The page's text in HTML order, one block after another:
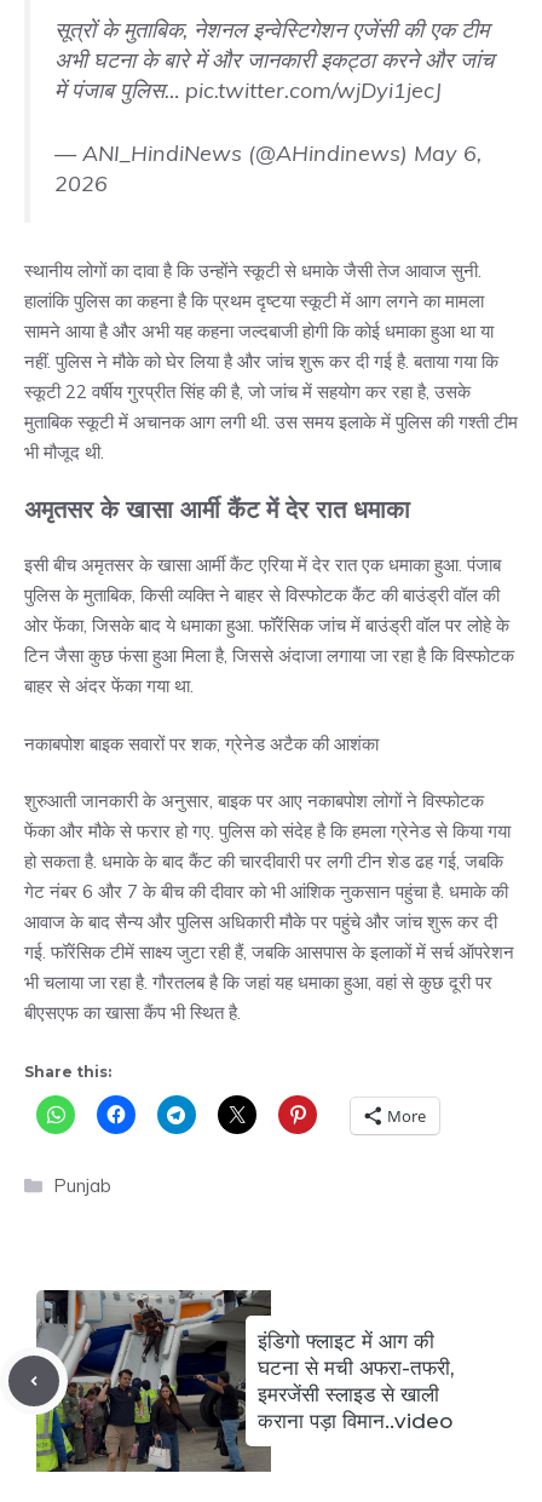
सूत्रों के मुताबिक, नेशनल इन्वेस्टिगेशन एजेंसी की एक टीम
अभी घटना के बारे में और जानकारी इकट्ठा करने और जांच
में पंजाब पुलिस… pic.twitter.com/wjDyi1jecJ
— ANI_HindiNews (@AHindinews) May 6,
2026
स्थानीय लोगों का दावा है कि उन्होंने स्कूटी से धमाके जैसी तेज आवाज सुनी.
हालांकि पुलिस का कहना है कि प्रथम दृष्टया स्कूटी में आग लगने का मामला
सामने आया है और अभी यह कहना जल्दबाजी होगी कि कोई धमाका हुआ था या
नहीं. पुलिस ने मौके को घेर लिया है और जांच शुरू कर दी गई है. बताया गया कि
स्कूटी 22 वर्षीय गुरप्रीत सिंह की है, जो जांच में सहयोग कर रहा है, उसके
मुताबिक स्कूटी में अचानक आग लगी थी. उस समय इलाके में पुलिस की गश्ती टीम
भी मौजूद थी.
अमृतसर के खासा आर्मी कैंट में देर रात धमाका
इसी बीच अमृतसर के खासा आर्मी कैंट एरिया में देर रात एक धमाका हुआ. पंजाब
पुलिस के मुताबिक, किसी व्यक्ति ने बाहर से विस्फोटक कैंट की बाउंड्री वॉल की
ओर फेंका, जिसके बाद ये धमाका हुआ. फॉरेंसिक जांच में बाउंड्री वॉल पर लोहे के
टिन जैसा कुछ फंसा हुआ मिला है, जिससे अंदाजा लगाया जा रहा है कि विस्फोटक
बाहर से अंदर फेंका गया था.
नकाबपोश बाइक सवारों पर शक, ग्रेनेड अटैक की आशंका
शुरुआती जानकारी के अनुसार, बाइक पर आए नकाबपोश लोगों ने विस्फोटक
फेंका और मौके से फरार हो गए. पुलिस को संदेह है कि हमला ग्रेनेड से किया गया
हो सकता है. धमाके के बाद कैंट की चारदीवारी पर लगी टीन शेड ढह गई, जबकि
गेट नंबर 6 और 7 के बीच की दीवार को भी आंशिक नुकसान पहुंचा है. धमाके की
आवाज के बाद सैन्य और पुलिस अधिकारी मौके पर पहुंचे और जांच शुरू कर दी
गई. फॉरेंसिक टीमें साक्ष्य जुटा रही हैं, जबकि आसपास के इलाकों में सर्च ऑपरेशन
भी चलाया जा रहा है. गौरतलब है कि जहां यह धमाका हुआ, वहां से कुछ दूरी पर
बीएसएफ का खासा कैंप भी स्थित है.
Share this:
More
Categories
Punjab
इंडिगो फ्लाइट में आग की
घटना से मची अफरा-तफरी,
इमरजेंसी स्लाइड से खाली
कराना पड़ा विमान..video